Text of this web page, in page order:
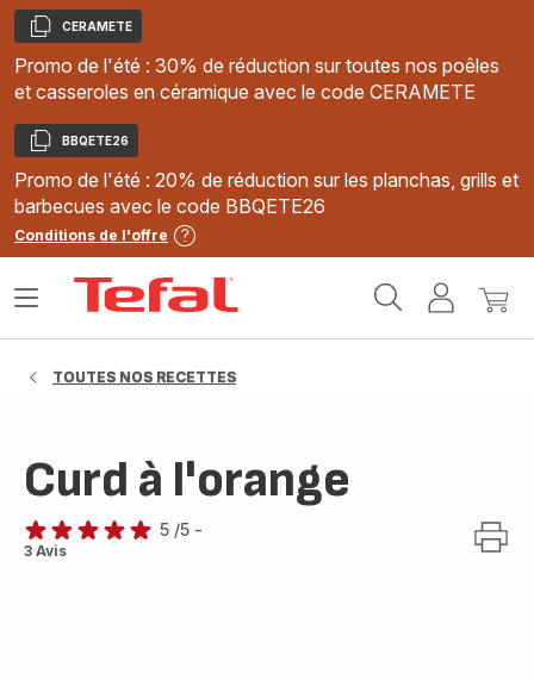
Copier
CERAMETE
Promo de l'été : 30% de réduction sur toutes nos poêles
et casseroles en céramique avec le code CERAMETE
Copier
BBQETE26
Promo de l'été : 20% de réduction sur les planchas, grills et
barbecues avec le code BBQETE26
Conditions de l'offre
MonMon
Ouvrir
TOUTES NOS RECETTES
Curd à l'orange
Avis
5 /5 -
3 Avis